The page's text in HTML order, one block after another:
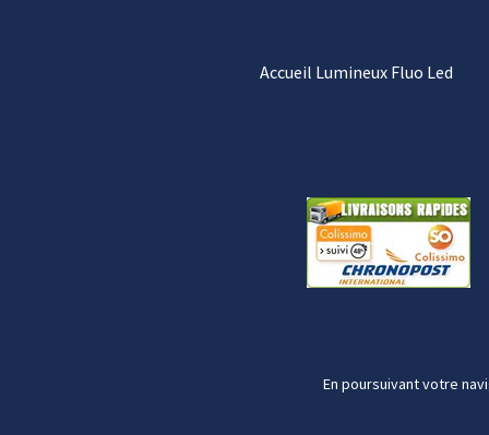
Accueil Lumineux Fluo Led
En poursuivant votre